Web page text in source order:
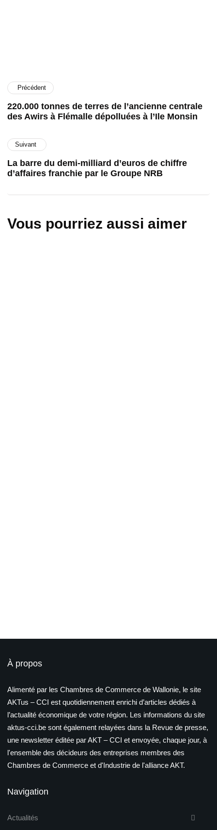
Précédent
220.000 tonnes de terres de l’ancienne centrale
des Awirs à Flémalle dépolluées à l’Ile Monsin
Suivant
La barre du demi-milliard d’euros de chiffre
d’affaires franchie par le Groupe NRB
Vous pourriez aussi aimer
À propos
Alimenté par les Chambres de Commerce de Wallonie, le site
AKTus – CCI est quotidiennement enrichi d’articles dédiés à
l’actualité économique de votre région. Les informations du site
aktus-cci.be sont également relayées dans la Revue de presse,
une newsletter éditée par AKT – CCI et envoyée, chaque jour, à
l'ensemble des décideurs des entreprises membres des
Chambres de Commerce et d'Industrie de l'alliance AKT.
Navigation
Actualités